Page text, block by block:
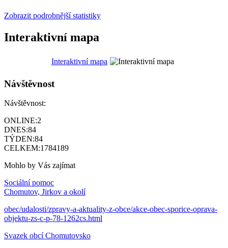
Zobrazit podrobnější statistiky
Interaktivní mapa
Interaktivní mapa
Návštěvnost
Návštěvnost:
ONLINE:2
DNES:84
TÝDEN:84
CELKEM:1784189
Mohlo by Vás zajímat
Sociální pomoc
Chomutov, Jirkov a okolí
obec/udalosti/zpravy-a-aktuality-z-obce/akce-obec-sporice-oprava-
objektu-zs-c-p-78-1262cs.html
Svazek obcí Chomutovsko